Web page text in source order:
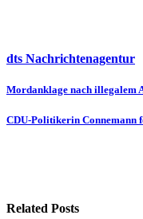
dts Nachrichtenagentur
Mordanklage nach illegalem
CDU-Politikerin Connemann
Related Posts